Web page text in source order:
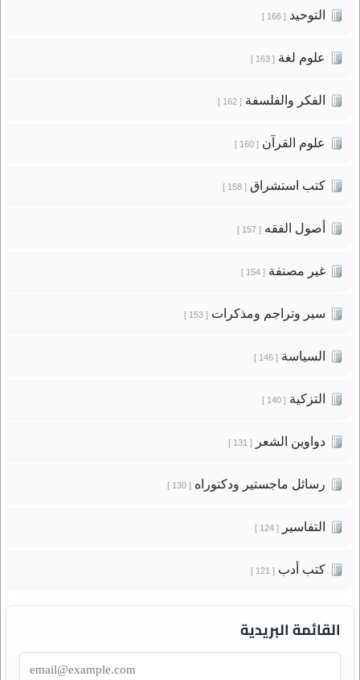
التوحيد[ 166 ]
علوم لغة[ 163 ]
الفكر والفلسفة[ 162 ]
علوم القرآن[ 160 ]
كتب استشراق[ 158 ]
أصول الفقه[ 157 ]
غير مصنفة[ 154 ]
سير وتراجم ومذكرات[ 153 ]
السياسة[ 146 ]
التزكية[ 140 ]
دواوين الشعر[ 131 ]
رسائل ماجستير ودكتوراه[ 130 ]
التفاسير[ 124 ]
كتب أدب[ 121 ]
القائمة البريدية